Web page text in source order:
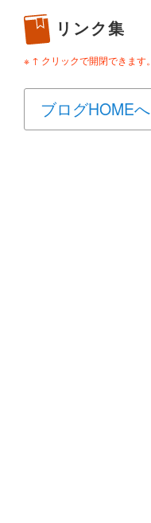
リンク集
※ ↑ クリックで開閉できます。
ブログHOMEへ